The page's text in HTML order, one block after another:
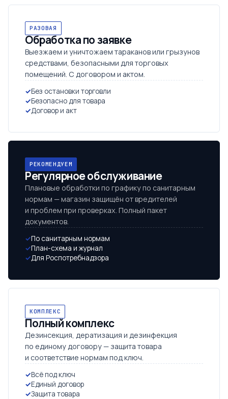
РАЗОВАЯ
Обработка по заявке
Выезжаем и уничтожаем тараканов или грызунов
средствами, безопасными для торговых
помещений. С договором и актом.
Без остановки торговли
Безопасно для товара
Договор и акт
РЕКОМЕНДУЕМ
Регулярное обслуживание
Плановые обработки по графику по санитарным
нормам — магазин защищён от вредителей
и проблем при проверках. Полный пакет
документов.
По санитарным нормам
План-схема и журнал
Для Роспотребнадзора
КОМПЛЕКС
Полный комплекс
Дезинсекция, дератизация и дезинфекция
по единому договору — защита товара
и соответствие нормам под ключ.
Всё под ключ
Единый договор
Защита товара